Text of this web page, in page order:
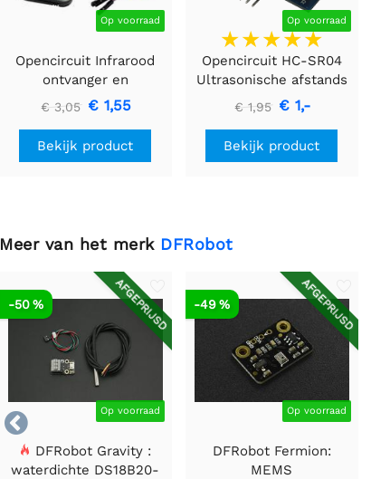
Op voorraad
Opencircuit Infrarood
ontvanger en
afstandsbediening kit
€ 3,05 € 1,55
Bekijk product
Op voorraad
Opencircuit HC-SR04
Ultrasonische afstands
detectie module
€ 1,95 € 1,-
Bekijk product
Meer van het merk DFRobot

AFGEPRIJSD
Op voorraad
-50 %
DFRobot Gravity :
waterdichte DS18B20-
AFGEPRIJSD
Op voorraad
-49 %
DFRobot Fermion:
MEMS